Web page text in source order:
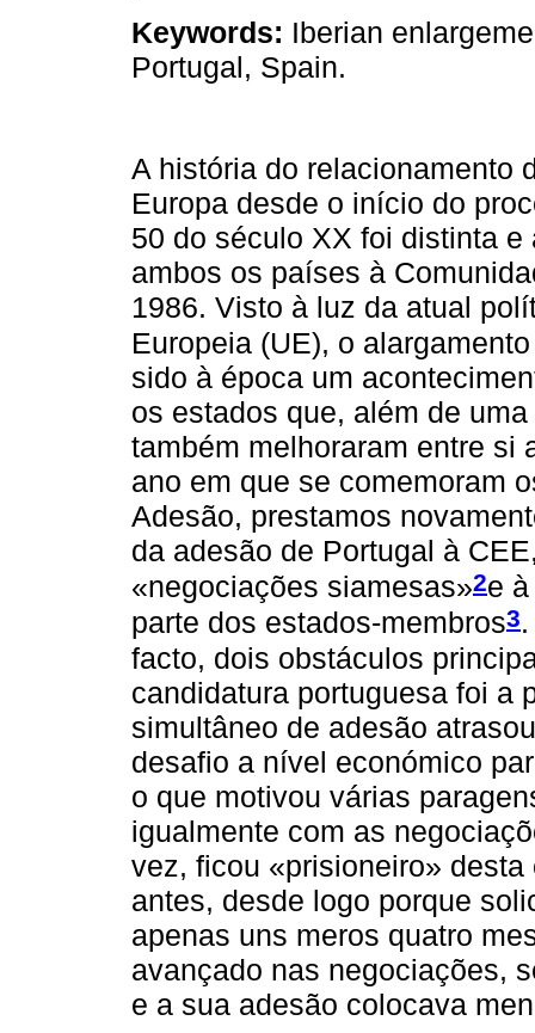
Keywords: Iberian
Portugal, Spain.
A história do relacionamento
Europa desde o início do
50 do século XX foi distinta
ambos os países à
1986. Visto à luz da atual
Europeia (UE), o
sido à época um
os estados que, além de
também melhoraram entre si
ano em que se comemoram
Adesão, prestamos
da adesão de Portugal à
«negociações siamesas»2e
parte dos estados-membros3
facto, dois obstáculos
candidatura portuguesa foi a
simultâneo de adesão
desafio a nível económico
o que motivou várias
igualmente com as
vez, ficou «prisioneiro»
antes, desde logo porque
apenas uns meros quatro
avançado nas negociações,
e a sua adesão colocava